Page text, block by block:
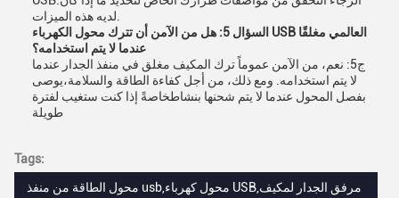
السؤال 5: هل من الآمن أن تترك محول الكهرباء USB العالمي مغلقًا
عندما لا يتم استخدامه؟
ج5: نعم، من الآمن عموماً ترك المكيف مغلق في منفذ الجدار عندما
لا يتم استخدامه. ومع ذلك، من أجل كفاءة الطاقة والسلامة،يوصى
بفصل المحول عندما لا يتم شحنها بنشاطخاصةً إذا كنت ستغيب لفترة
طويلة
Tags:
محول الطاقة من منفذ usb,محول كهرباء USB,مرفق الجدار لمكيف